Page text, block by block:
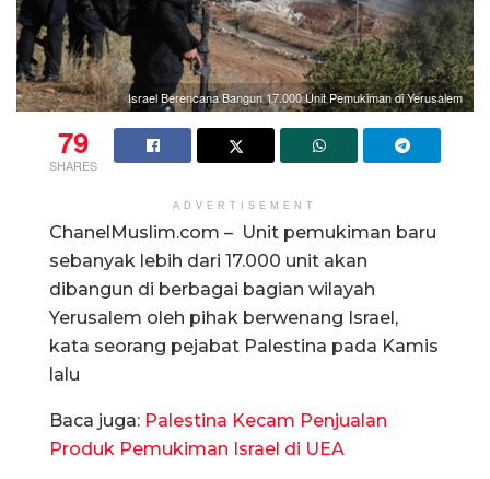
Israel Berencana Bangun 17.000 Unit Pemukiman di Yerusalem
79
SHARES
ADVERTISEMENT
ChanelMuslim.com – Unit pemukiman baru
sebanyak lebih dari 17.000 unit akan
dibangun di berbagai bagian wilayah
Yerusalem oleh pihak berwenang Israel,
kata seorang pejabat Palestina pada Kamis
lalu
Baca juga: Palestina Kecam Penjualan
Produk Pemukiman Israel di UEA